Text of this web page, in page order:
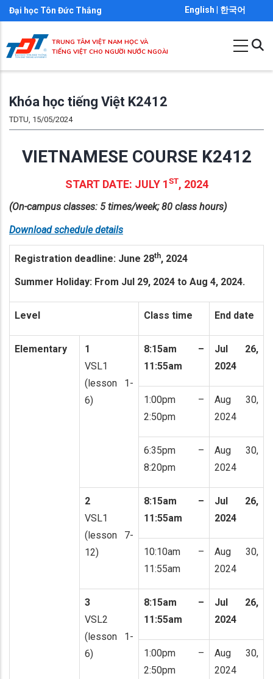
Nhảy
đến
nội
dung
Đại học Tôn Đức Thắng English 한국어
TRUNG TÂM VIỆT NAM HỌC VÀ
TIẾNG VIỆT CHO NGƯỜI NƯỚC NGOÀI
Khóa học tiếng Việt K2412
TDTU, 15/05/2024
VIETNAMESE COURSE K2412
START DATE: JULY 1ST, 2024
(On-campus classes: 5 times/week; 80 class hours)
Download schedule details
Registration deadline: June 28th, 2024
Summer Holiday: From Jul 29, 2024 to Aug 4, 2024.
Level Class time End date
Elementary
1
VSL1
(lesson 1-
6)
8:15am –
11:55am
Jul 26,
2024
1:00pm –
2:50pm
Aug 30,
2024
6:35pm –
8:20pm
Aug 30,
2024
2
VSL1
(lesson 7-
12)
8:15am –
11:55am
Jul 26,
2024
10:10am –
11:55am
Aug 30,
2024
3
VSL2
(lesson 1-
6)
8:15am –
11:55am
Jul 26,
2024
1:00pm –
2:50pm
Aug 30,
2024